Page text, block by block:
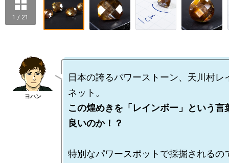
1 / 21
日本の誇るパワーストーン、天川村レ
この煌めきを「レインボー」という言
良いのか！？
特別なパワースポットで採掘されるの